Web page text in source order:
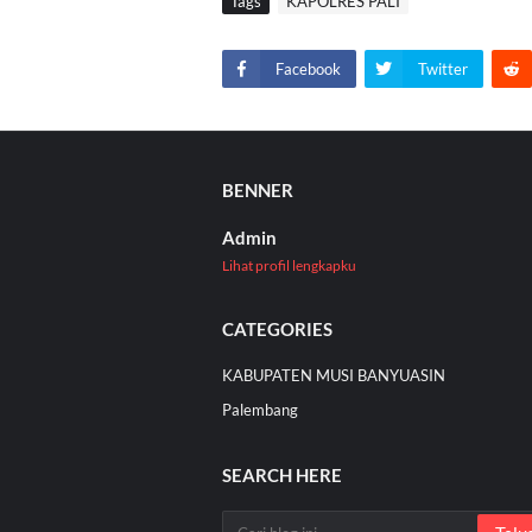
Facebook Twitter
BENNER
Admin
Lihat profil lengkapku
CATEGORIES
KABUPATEN MUSI BANYUASIN
Palembang
SEARCH HERE